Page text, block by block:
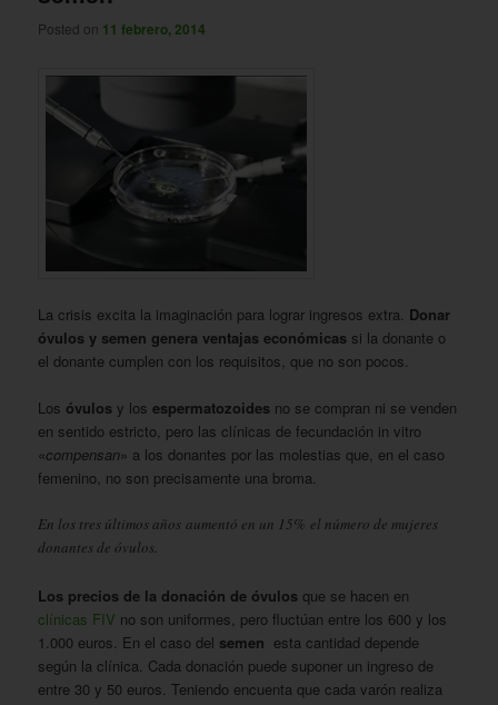
Posted on 11 febrero, 2014
La crisis excita la imaginación para lograr ingresos extra. Donar
óvulos y semen genera ventajas económicas si la donante o
el donante cumplen con los requisitos, que no son pocos.
Los óvulosy losespermatozoides no se compran ni se venden
en sentido estricto, pero las clínicas de fecundación in vitro
«compensan» a los donantes por las molestias que, en el caso
femenino, no son precisamente una broma.
En los tres últimos años aumentó en un 15% el número de mujeres
donantes de óvulos.
Los precios de la donación de óvulos que se hacen en
clínicas FIV no son uniformes, pero fluctúan entre los 600 y los
1.000 euros. En el caso del semen esta cantidad depende
según la clínica. Cada donación puede suponer un ingreso de
entre 30 y 50 euros. Teniendo encuenta que cada varón realiza